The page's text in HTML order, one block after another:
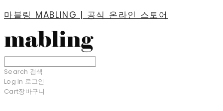
마블링 MABLING | 공식 온라인 스토어
Search 검색
Log In 로그인
Cart장바구니